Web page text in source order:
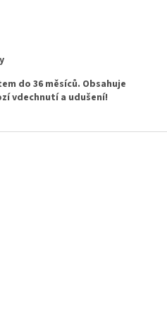
do 36 měsíců. Obsahuje
vdechnutí a udušení!